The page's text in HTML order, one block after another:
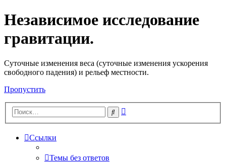
Независимое исследование
гравитации.
Cуточные изменения веса (суточные изменения ускорения
свободного падения) и рельеф местности.
Пропустить
Поиск
Ссылки
Темы без ответов